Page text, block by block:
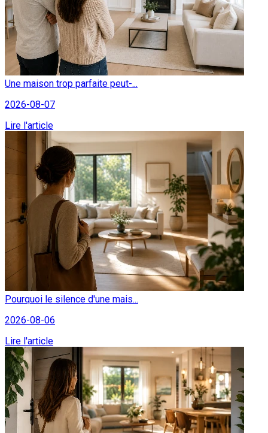
Une maison trop parfaite peut-...
2026-08-07
Lire l'article
Pourquoi le silence d'une mais...
2026-08-06
Lire l'article